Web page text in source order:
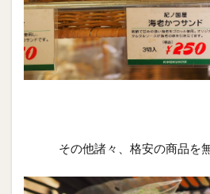
その他諸々、格安の商品を